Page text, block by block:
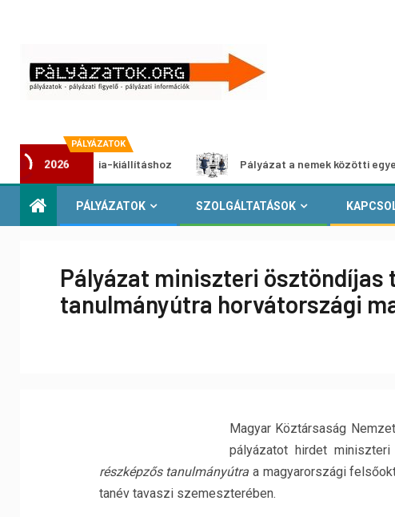
PÁLYÁZATOK
2026kiállításhoz Pályázat a nemek közötti egyenlőség
PÁLYÁZATOK SZOLGÁLTATÁSOK
Pályázat miniszteri ösztöndíjas
tanulmányútra horvátországi
Magyar Köztársaság
pályázatot hirdet
részképzős tanulmányútra a magyarországi
tanév tavaszi szemeszterében.